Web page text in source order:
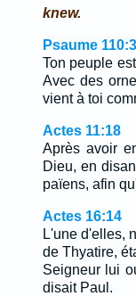
knew.
Psaume 110:3
Ton peuple
Avec des
vient à toi
Actes 11:18
Après avoir
Dieu, en
païens, afin
Actes 16:14
L'une d'elles,
de Thyatire,
Seigneur lui
disait Paul.